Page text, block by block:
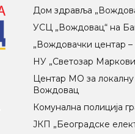
Дом здравља
УСЦ „Вождовац“ на
„Вождовачки центар
НУ „Светозар
Центар МO за
Вождовац
Комунална полиција
ЈКП „Београдске